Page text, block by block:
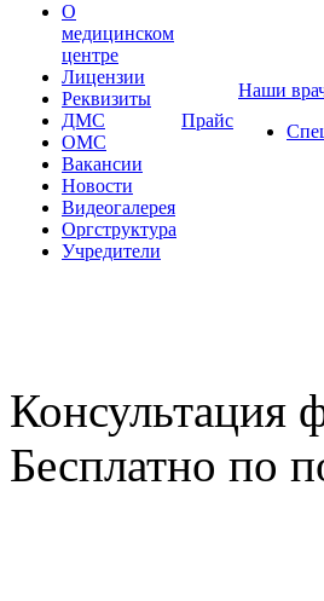
О
медицинском
центре
Лицензии
Реквизиты
ДМС
ОМС
Вакансии
Новости
Видеогалерея
Оргструктура
Учредители
Прайс
Наши
Консультация
Бесплатно по